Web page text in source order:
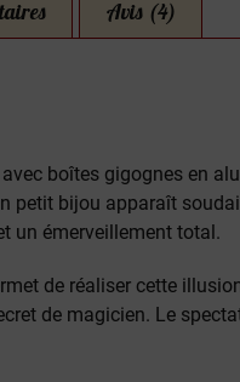
Avis (4)
boîtes gigognes en
petit bijou apparaît
un émerveillement total.
de réaliser cette
de magicien. Le